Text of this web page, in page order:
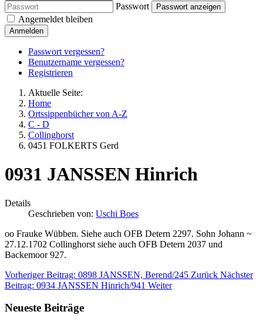
Passwort
Passwort anzeigen
Angemeldet bleiben
Anmelden
Passwort vergessen?
Benutzername vergessen?
Registrieren
Aktuelle Seite:
Home
Ortssippenbücher von A-Z
C - D
Collinghorst
0451 FOLKERTS Gerd
0931 JANSSEN Hinrich
Details
Geschrieben von: Uschi Boes
oo Frauke Wübben. Siehe auch OFB Detern 2297. Sohn Johann ~
27.12.1702 Collinghorst siehe auch OFB Detern 2037 und
Backemoor 927.
Vorheriger Beitrag: 0898 JANSSEN, Berend/245 Zurück Nächster
Beitrag: 0934 JANSSEN Hinrich/941 Weiter
Neueste Beiträge